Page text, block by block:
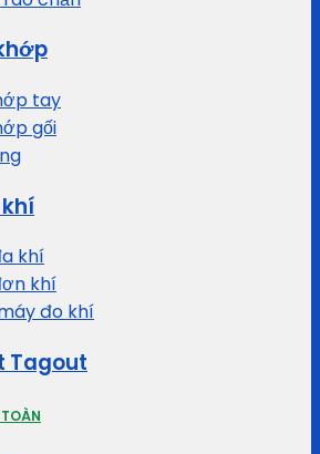
tay
gối
khí
khí
đo khí
Tagout